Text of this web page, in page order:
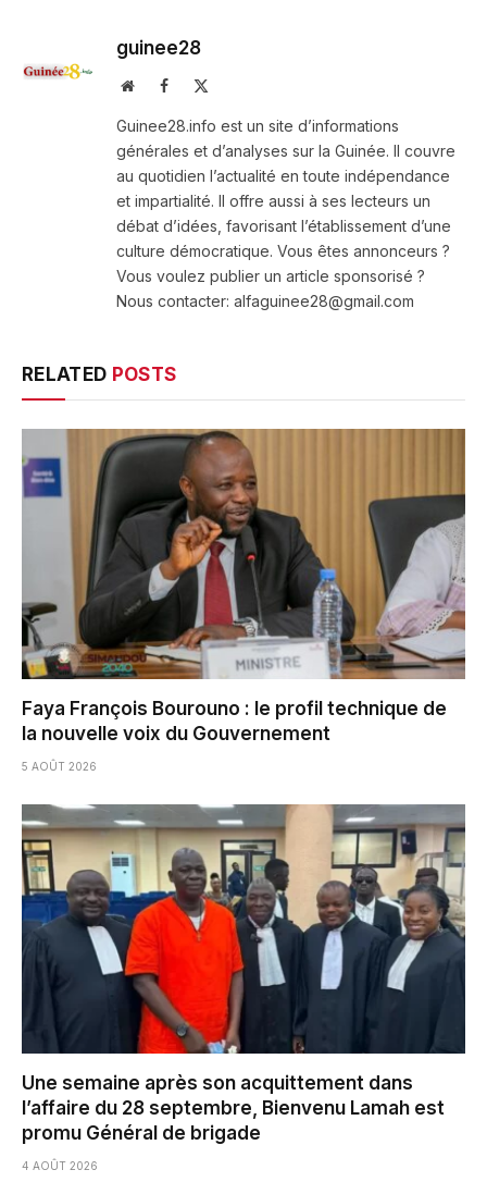
guinee28
WebsiteFacebook
Guinee28.info est un site d’informations
générales et d’analyses sur la Guinée. Il couvre
au quotidien l’actualité en toute indépendance
et impartialité. Il offre aussi à ses lecteurs un
débat d’idées, favorisant l’établissement d’une
culture démocratique. Vous êtes annonceurs ?
Vous voulez publier un article sponsorisé ?
Nous contacter: alfaguinee28@gmail.com
RELATED POSTS
Faya François Bourouno : le profil technique de
la nouvelle voix du Gouvernement
5 AOÛT 2026
Une semaine après son acquittement dans
l’affaire du 28 septembre, Bienvenu Lamah est
promu Général de brigade
4 AOÛT 2026